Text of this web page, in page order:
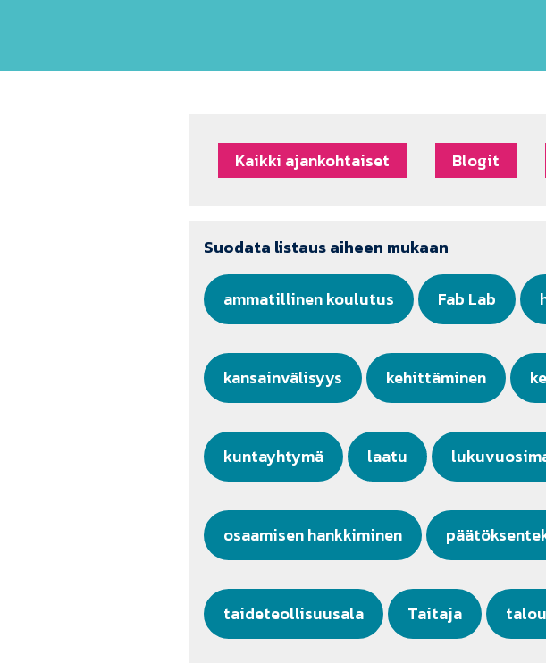
Kaikki ajankohtaiset Blogit
Suodata listaus aiheen mukaan
ammatillinen koulutus Fab Lab
kansainvälisyys kehittäminen
kuntayhtymä laatu
osaamisen hankkiminen
taideteollisuusala Taitaja